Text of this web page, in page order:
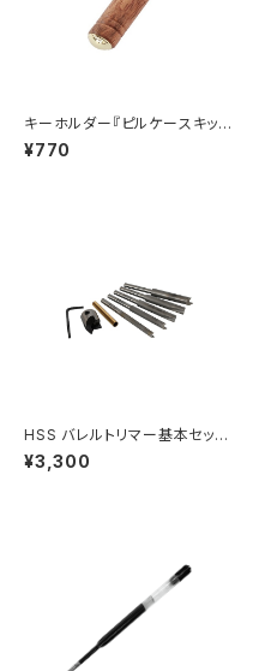
キーホルダー『ピルケースキッ
ト』ネジ蓋式小物入れ
¥770
HSS バレルトリマー基本セット
(刃径18.5mm＋パイロットシャ
フト各種)
¥3,300